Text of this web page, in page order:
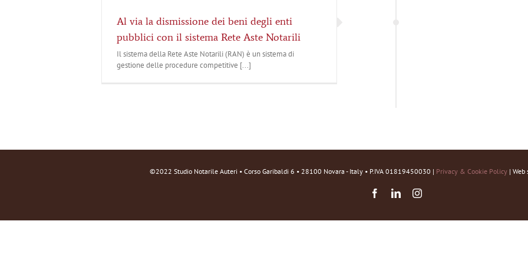
Al via la dismissione dei beni degli enti
pubblici con il sistema Rete Aste Notarili
Il sistema della Rete Aste Notarili (RAN) è un sistema di
gestione delle procedure competitive [...]
©2022 Studio Notarile Auteri • Corso Garibaldi 6 • 28100 Novara - Italy • P.IVA 01819450030 | Privacy & Cookie Policy| Web
FacebookLinkedInInstagram